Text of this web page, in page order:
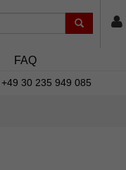
FAQ
+49 30 235 949 085